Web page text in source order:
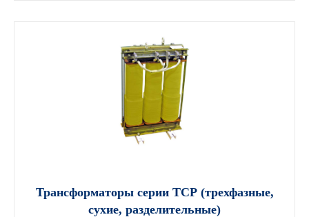
Трансформаторы серии ТСР (трехфазные,
сухие, разделительные)